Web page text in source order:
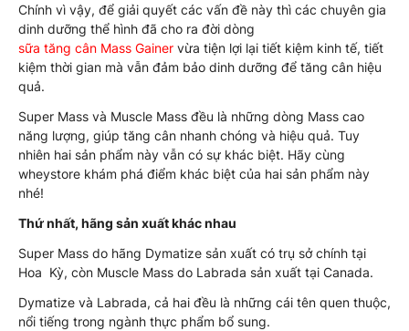
Chính vì vậy, để giải quyết các vấn đề này thì các chuyên gia
dinh dưỡng thể hình đã cho ra đời dòng
sữa tăng cân Mass Gainer vừa tiện lợi lại tiết kiệm kinh tế, tiết
kiệm thời gian mà vẫn đảm bảo dinh dưỡng để tăng cân hiệu
quả.
Super Mass và Muscle Mass đều là những dòng Mass cao
năng lượng, giúp tăng cân nhanh chóng và hiệu quả. Tuy
nhiên hai sản phẩm này vẫn có sự khác biệt. Hãy cùng
wheystore khám phá điểm khác biệt của hai sản phẩm này
nhé!
Thứ nhất, hãng sản xuất khác nhau
Super Mass do hãng Dymatize sản xuất có trụ sở chính tại
Hoa Kỳ, còn Muscle Mass do Labrada sản xuất tại Canada.
Dymatize và Labrada, cả hai đều là những cái tên quen thuộc,
nổi tiếng trong ngành thực phẩm bổ sung.